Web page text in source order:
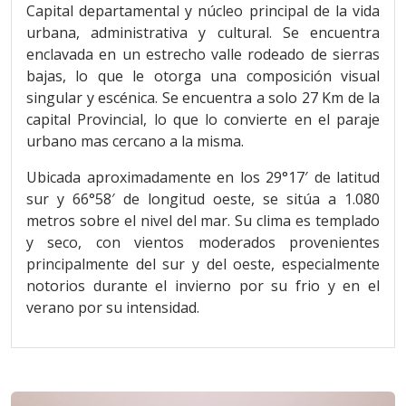
Capital departamental y núcleo principal de la vida
urbana, administrativa y cultural. Se encuentra
enclavada en un estrecho valle rodeado de sierras
bajas, lo que le otorga una composición visual
singular y escénica. Se encuentra a solo 27 Km de la
capital Provincial, lo que lo convierte en el paraje
urbano mas cercano a la misma.
Ubicada aproximadamente en los 29°17′ de latitud
sur y 66°58′ de longitud oeste, se sitúa a 1.080
metros sobre el nivel del mar. Su clima es templado
y seco, con vientos moderados provenientes
principalmente del sur y del oeste, especialmente
notorios durante el invierno por su frio y en el
verano por su intensidad.